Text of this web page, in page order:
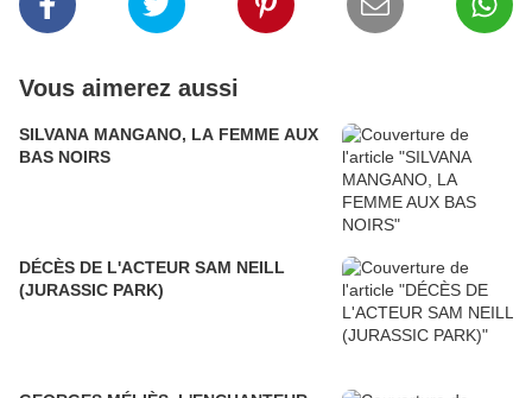
Vous aimerez aussi
SILVANA MANGANO, LA FEMME AUX
BAS NOIRS
DÉCÈS DE L'ACTEUR SAM NEILL
(JURASSIC PARK)